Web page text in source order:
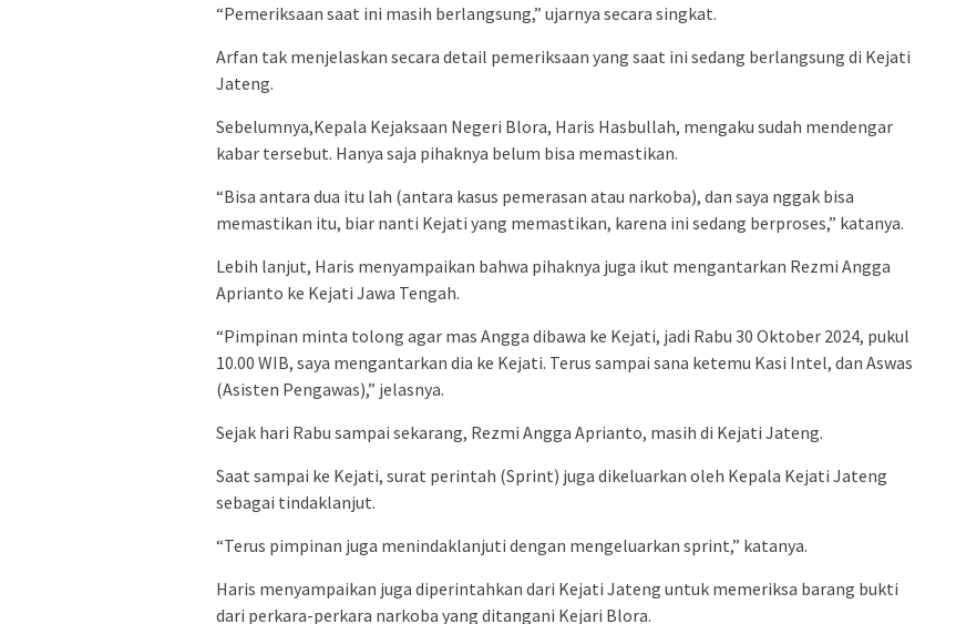
“Pemeriksaan saat ini masih berlangsung,” ujarnya secara singkat.
Arfan tak menjelaskan secara detail pemeriksaan yang saat ini sedang berlangsung di Kejati
Jateng.
Sebelumnya,Kepala Kejaksaan Negeri Blora, Haris Hasbullah, mengaku sudah mendengar
kabar tersebut. Hanya saja pihaknya belum bisa memastikan.
“Bisa antara dua itu lah (antara kasus pemerasan atau narkoba), dan saya nggak bisa
memastikan itu, biar nanti Kejati yang memastikan, karena ini sedang berproses,” katanya.
Lebih lanjut, Haris menyampaikan bahwa pihaknya juga ikut mengantarkan Rezmi Angga
Aprianto ke Kejati Jawa Tengah.
“Pimpinan minta tolong agar mas Angga dibawa ke Kejati, jadi Rabu 30 Oktober 2024, pukul
10.00 WIB, saya mengantarkan dia ke Kejati. Terus sampai sana ketemu Kasi Intel, dan Aswas
(Asisten Pengawas),” jelasnya.
Sejak hari Rabu sampai sekarang, Rezmi Angga Aprianto, masih di Kejati Jateng.
Saat sampai ke Kejati, surat perintah (Sprint) juga dikeluarkan oleh Kepala Kejati Jateng
sebagai tindaklanjut.
“Terus pimpinan juga menindaklanjuti dengan mengeluarkan sprint,” katanya.
Haris menyampaikan juga diperintahkan dari Kejati Jateng untuk memeriksa barang bukti
dari perkara-perkara narkoba yang ditangani Kejari Blora.